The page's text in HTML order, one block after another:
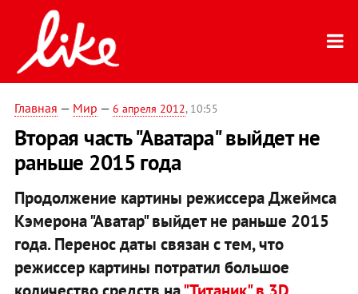
Главная — Мир — 6 апреля 2012, 10:55
Вторая часть "Аватара" выйдет не
раньше 2015 года
Продолжение картины режиссера Джеймса
Кэмерона "Аватар" выйдет не раньше 2015
года. Перенос даты связан с тем, что
режиссер картины потратил большое